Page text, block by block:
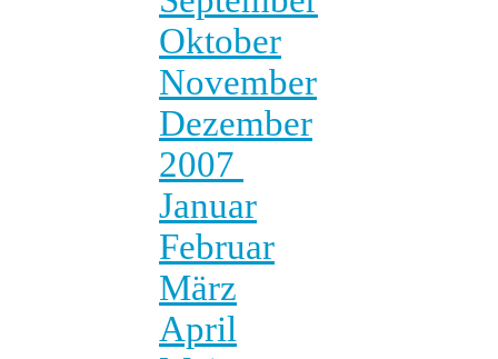
Oktober
November
Dezember
2007
Januar
Februar
März
April